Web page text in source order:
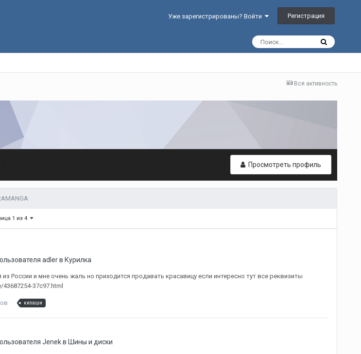
Уже зарегистрированы? Войти Регистрация
Вся активность
Просмотреть профиль
1 из 4
adlerв Курилка
России и мне очень жаль но приходится продавать красавицу если интересно тут все реквизиты
37c97.html
кизаши
Jenekв Шины и диски